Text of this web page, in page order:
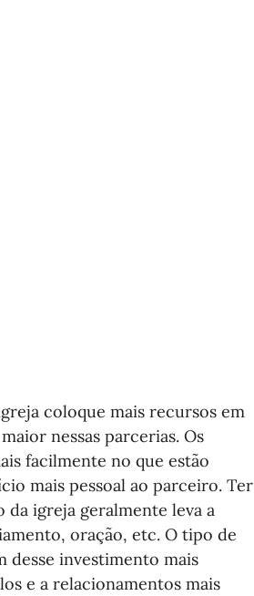
coloque mais recursos em
nessas parcerias. Os
facilmente no que estão
mais pessoal ao parceiro. Ter
igreja geralmente leva a
oração, etc. O tipo de
desse investimento mais
e a relacionamentos mais